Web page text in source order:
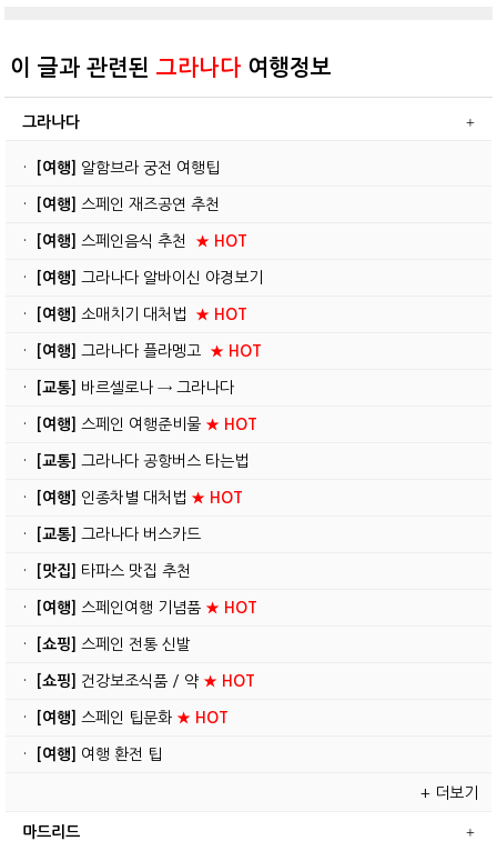
이 글과 관련된 그라나다 여행정보
그라나다
· [여행] 알함브라 궁전 여행팁
· [여행] 스페인 재즈공연 추천
· [여행] 스페인음식 추천 ★ HOT
· [여행] 그라나다 알바이신 야경보기
· [여행] 소매치기 대처법 ★ HOT
· [여행] 그라나다 플라멩고 ★ HOT
· [교통] 바르셀로나 → 그라나다
· [여행] 스페인 여행준비물 ★ HOT
· [교통] 그라나다 공항버스 타는법
· [여행] 인종차별 대처법 ★ HOT
· [교통] 그라나다 버스카드
· [맛집] 타파스 맛집 추천
· [여행] 스페인여행 기념품 ★ HOT
· [쇼핑] 스페인 전통 신발
· [쇼핑] 건강보조식품 / 약 ★ HOT
· [여행] 스페인 팁문화 ★ HOT
· [여행] 여행 환전 팁
+ 더보기
마드리드